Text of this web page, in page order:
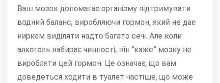
Ваш мозок допомагає організму підтримувати
водний баланс, виробляючи гормон, який не дає
ниркам виділяти надто багато сечі. Але коли
алкоголь набирає чинності, він “каже” мозку не
виробляти цей гормон. Це означає, що вам
доведеться ходити в туалет частіше, що може